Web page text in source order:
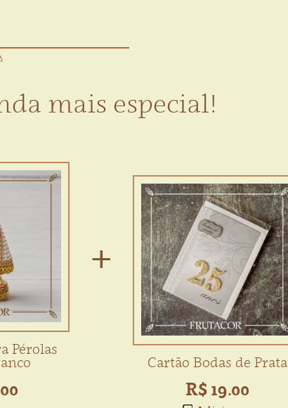
mais especial!
Pérolas
Cartão Bodas de Prata
R$ 19.00